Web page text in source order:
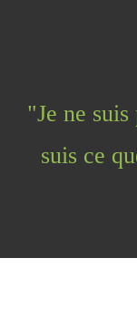
"Je ne
suis ce